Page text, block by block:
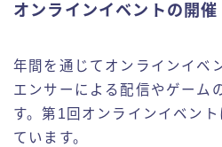
オンラインイベントの開催
年間を通じてオンラインイベ
エンサーによる配信やゲーム
す。第1回オンラインイベン
ています。